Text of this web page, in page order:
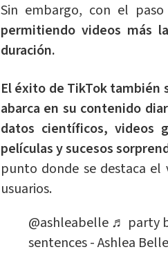
Sin embargo, con el
permitiendo videos más
duración.
El éxito de TikTok también
abarca en su contenido
datos científicos, videos
películas y sucesos
punto donde se destaca
usuarios.
@ashleabelle ♬ party
sentences - Ashlea Belle